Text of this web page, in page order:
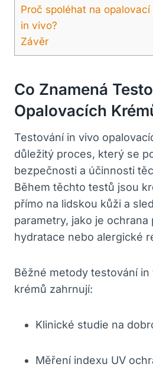
Proč spoléhat na
in vivo?
Závěr
Co ⁢znamená
Opalovacích
Testování​ in vivo
důležitý proces, který se
⁣bezpečnosti a ⁤účinnosti
Během těchto testů jsou⁤
⁤přímo‍ na lidskou kůži a
parametry, jako je ochrana​
hydratace nebo alergické
Běžné metody testování in
krémů⁣ zahrnují:
Klinické‌ studie na
Měření indexu UV